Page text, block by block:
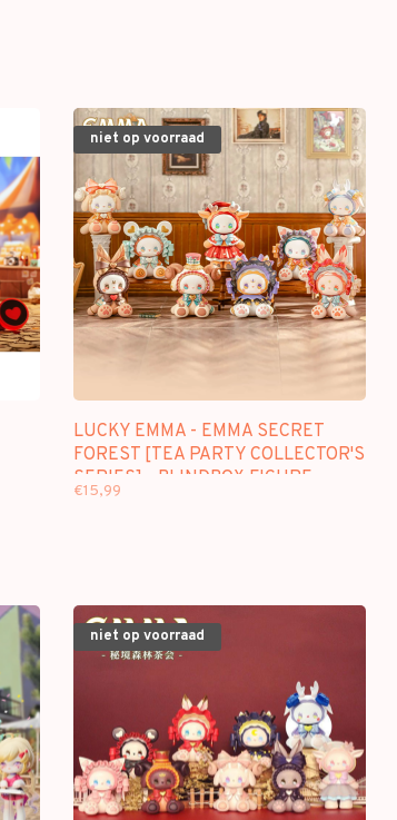
niet op voorraad
LUCKY EMMA - EMMA SECRET
FOREST [TEA PARTY COLLECTOR'S
SERIES] - BLINDBOX FIGURE
€15,99
niet op voorraad